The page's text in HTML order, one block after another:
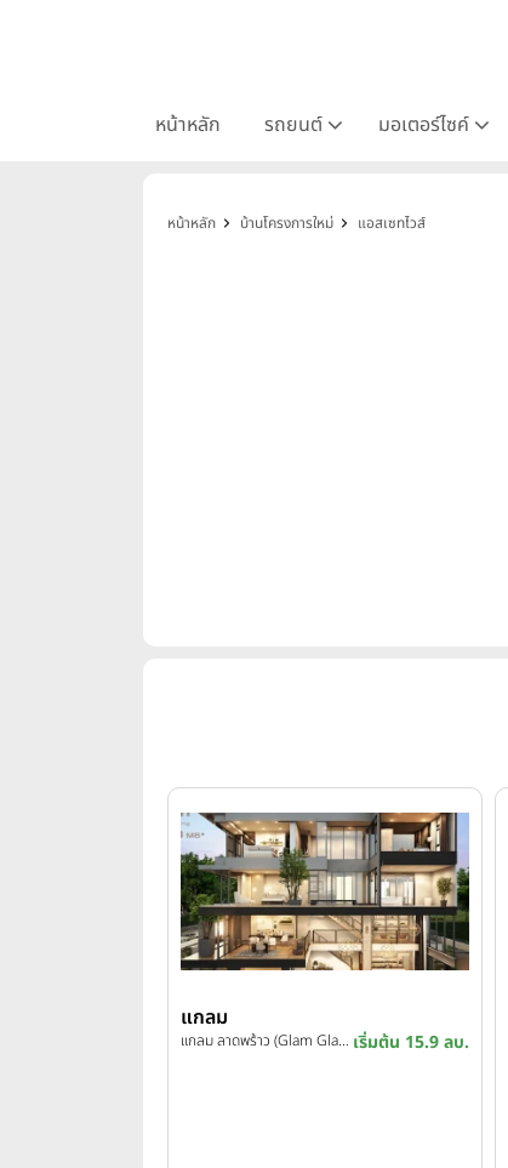
หน้าหลัก รถยนต์ มอเตอร์ไซค์
หน้าหลัก บ้านโครงการใหม่ แอสเซทไวส์
แกลม
แกลม ลาดพร้าว (Glam Glamorous Living Ladprao) เริ่มต้น 15.9 ลบ.